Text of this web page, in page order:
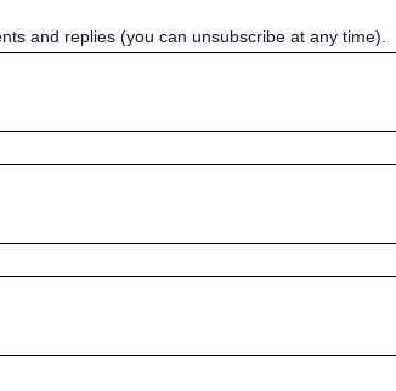
and replies (you can unsubscribe at any time).